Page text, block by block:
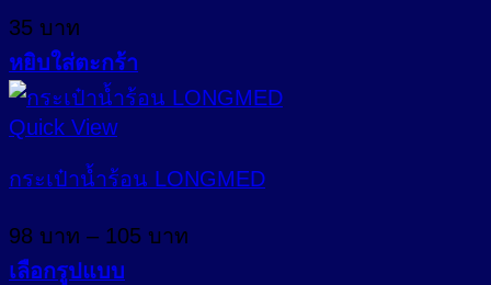
35 บาท
หยิบใส่ตะกร้า
Quick View
กระเป๋าน้ำร้อน LONGMED
98 บาท – 105 บาท
เลือกรูปแบบ